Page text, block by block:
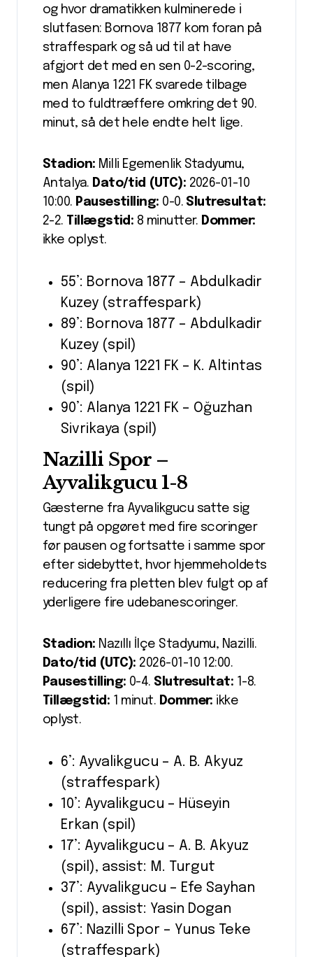
og hvor dramatikken kulminerede i
slutfasen: Bornova 1877 kom foran på
straffespark og så ud til at have
afgjort det med en sen 0-2-scoring,
men Alanya 1221 FK svarede tilbage
med to fuldtræffere omkring det 90.
minut, så det hele endte helt lige.
Stadion: Milli Egemenlik Stadyumu,
Antalya. Dato/tid (UTC): 2026-01-10
10:00. Pausestilling: 0-0. Slutresultat:
2-2. Tillægstid: 8 minutter. Dommer:
ikke oplyst.
55’: Bornova 1877 – Abdulkadir
Kuzey (straffespark)
89’: Bornova 1877 – Abdulkadir
Kuzey (spil)
90’: Alanya 1221 FK – K. Altintas
(spil)
90’: Alanya 1221 FK – Oğuzhan
Sivrikaya (spil)
Nazilli Spor –
Ayvalikgucu 1-8
Gæsterne fra Ayvalikgucu satte sig
tungt på opgøret med fire scoringer
før pausen og fortsatte i samme spor
efter sidebyttet, hvor hjemmeholdets
reducering fra pletten blev fulgt op af
yderligere fire udebanescoringer.
Stadion: Nazıllı İlçe Stadyumu, Nazilli.
Dato/tid (UTC): 2026-01-10 12:00.
Pausestilling: 0-4. Slutresultat: 1-8.
Tillægstid: 1 minut. Dommer: ikke
oplyst.
6’: Ayvalikgucu – A. B. Akyuz
(straffespark)
10’: Ayvalikgucu – Hüseyin
Erkan (spil)
17’: Ayvalikgucu – A. B. Akyuz
(spil), assist: M. Turgut
37’: Ayvalikgucu – Efe Sayhan
(spil), assist: Yasin Dogan
67’: Nazilli Spor – Yunus Teke
(straffespark)